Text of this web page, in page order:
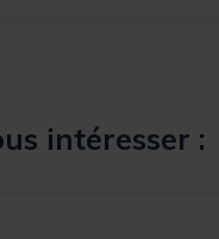
intéresser :